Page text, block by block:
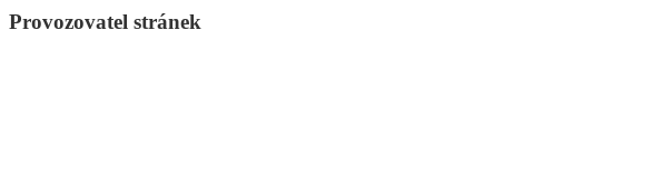
Provozovatel stránek